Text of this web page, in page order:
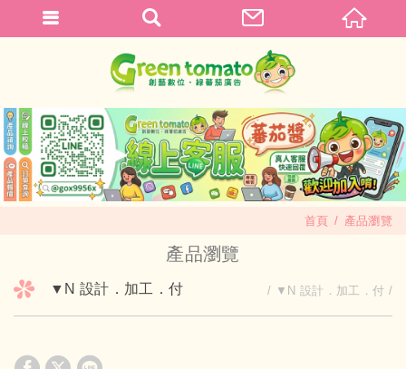
產品瀏覽
首頁 產品瀏覽
▼N 設計．加工．付 ▼N 設計．加工．付